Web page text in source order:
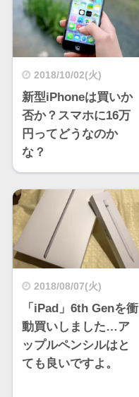
2018/10/02(火)
新型iPhoneは買いか
否か？スマホに16万
円ってどうなのか
な？
2018/08/07(火)
「iPad」6th Genを衝
動買いしました…ア
ップルペンシルはと
ても良いですよ。